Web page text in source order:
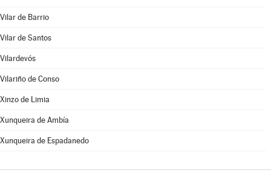
Vilar de Barrio
Vilar de Santos
Vilardevós
Vilariño de Conso
Xinzo de Limia
Xunqueira de Ambía
Xunqueira de Espadanedo